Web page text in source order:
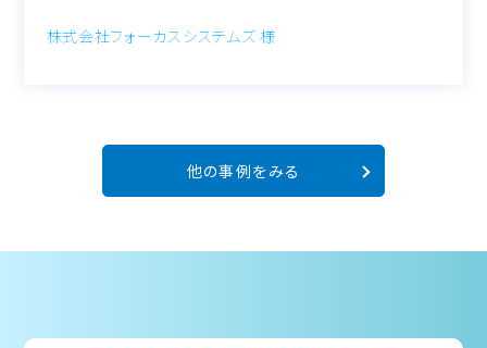
株式会社フォーカスシステムズ 様
他の事例をみる